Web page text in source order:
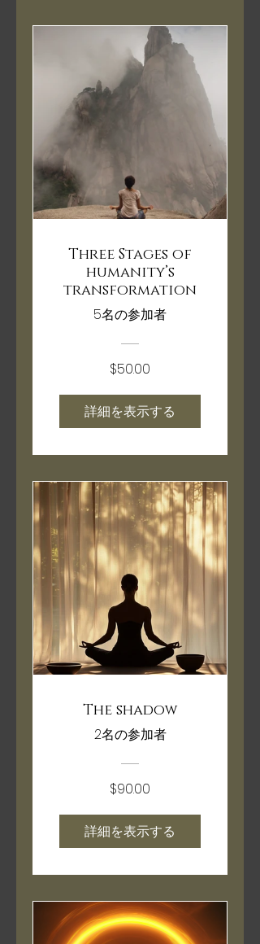
Three Stages of
humanity’s
transformation
5名の参加者
$50.00
詳細を表示する
The shadow
2名の参加者
$90.00
詳細を表示する